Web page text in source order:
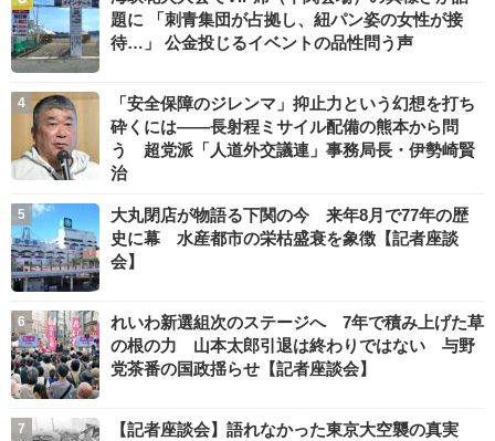
題に 「刺青集団が占拠し、紐パン姿の女性が接
待…」 公金投じるイベントの品性問う声
「安全保障のジレンマ」抑止力という幻想を打ち
砕くには――長射程ミサイル配備の熊本から問
う 超党派「人道外交議連」事務局長・伊勢崎賢
治
大丸閉店が物語る下関の今 来年8月で77年の歴
史に幕 水産都市の栄枯盛衰を象徴【記者座談
会】
れいわ新選組次のステージへ 7年で積み上げた草
の根の力 山本太郎引退は終わりではない 与野
党茶番の国政揺らせ【記者座談会】
【記者座談会】語れなかった東京大空襲の真実